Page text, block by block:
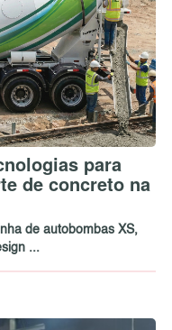
para
de concreto na
de autobombas XS,
...